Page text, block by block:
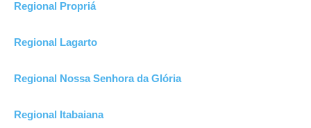
Regional Propriá
Regional Lagarto
Regional Nossa Senhora da Glória
Regional Itabaiana